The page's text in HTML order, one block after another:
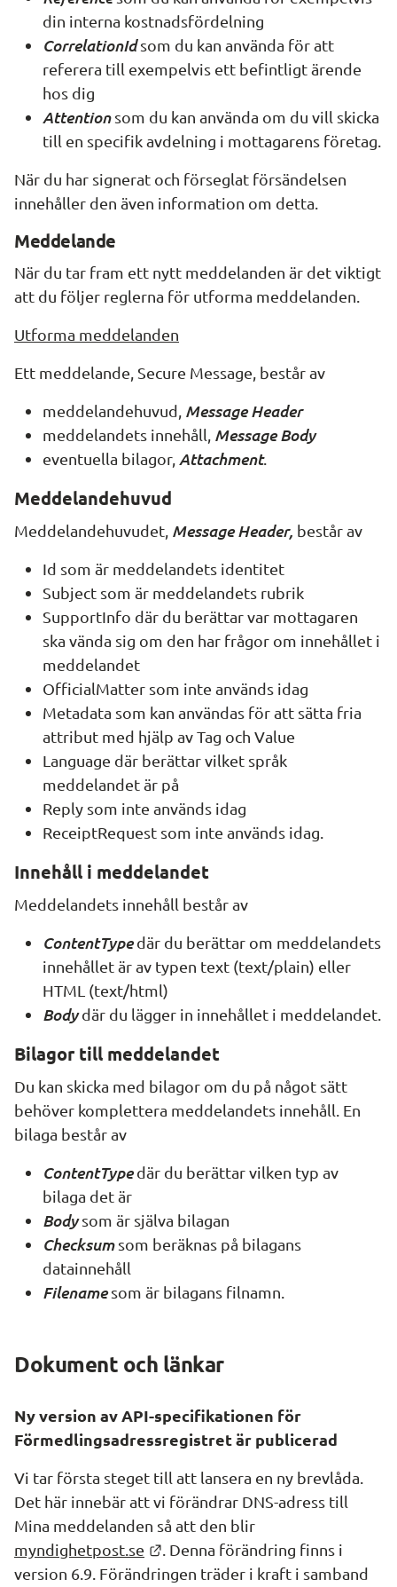
din interna kostnadsfördelning
CorrelationId som du kan använda för att
referera till exempelvis ett befintligt ärende
hos dig
Attention som du kan använda om du vill skicka
till en specifik avdelning i mottagarens företag.
När du har signerat och förseglat försändelsen
innehåller den även information om detta.
Meddelande
När du tar fram ett nytt meddelanden är det viktigt
att du följer reglerna för utforma meddelanden.
Utforma meddelanden
Ett meddelande, Secure Message , består av
meddelandehuvud, Message Header
meddelandets innehåll, Message Body
eventuella bilagor, Attachment.
Meddelandehuvud
Meddelandehuvudet, Message Header, består av
Id som är meddelandets identitet
Subject som är meddelandets rubrik
SupportInfo där du berättar var mottagaren
ska vända sig om den har frågor om innehållet i
meddelandet
OfficialMatter som inte används idag
Metadata som kan användas för att sätta fria
attribut med hjälp av Tag och Value
Language där berättar vilket språk
meddelandet är på
Reply som inte används idag
ReceiptRequest som inte används idag.
Innehåll i meddelandet
Meddelandets innehåll består av
ContentType där du berättar om meddelandets
innehållet är av typen text (text/plain) eller
HTML (text/html)
Body där du lägger in innehållet i meddelandet.
Bilagor till meddelandet
Du kan skicka med bilagor om du på något sätt
behöver komplettera meddelandets innehåll. En
bilaga består av
ContentType där du berättar vilken typ av
bilaga det är
Body som är själva bilagan
Checksum som beräknas på bilagans
datainnehåll
Filename som är bilagans filnamn.
Dokument och länkar
Ny version av API-specifikationen för
Förmedlingsadressregistret är publicerad
Vi tar första steget till att lansera en ny brevlåda.
Det här innebär att vi förändrar DNS-adress till
myndighetpost.se
Länk till annan webbplats.
. Denna förändring finns i
version 6.9. Förändringen träder i kraft i samband